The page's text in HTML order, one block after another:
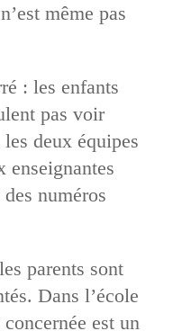
même pas
: les enfants
pas voir
deux équipes
enseignantes
numéros
parents sont
Dans l’école
est un